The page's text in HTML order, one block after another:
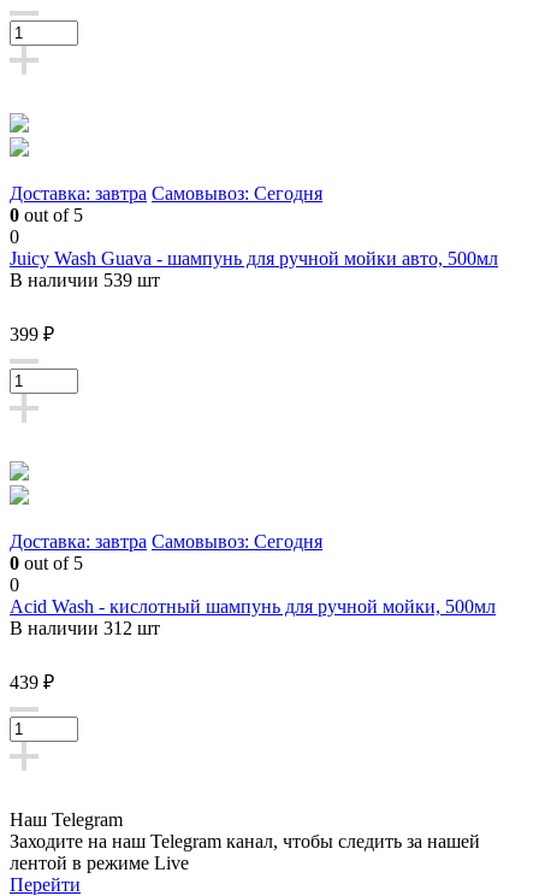
Доставка: завтра Самовывоз: Сегодня
0 out of 5
0
Juicy Wash Guava - шампунь для ручной мойки авто, 500мл
В наличии 539 шт
399 ₽
Доставка: завтра Самовывоз: Сегодня
0 out of 5
0
Acid Wash - кислотный шампунь для ручной мойки, 500мл
В наличии 312 шт
439 ₽
Наш Telegram
Заходите на наш Telegram канал, чтобы следить за нашей
лентой в режиме Live
Перейти